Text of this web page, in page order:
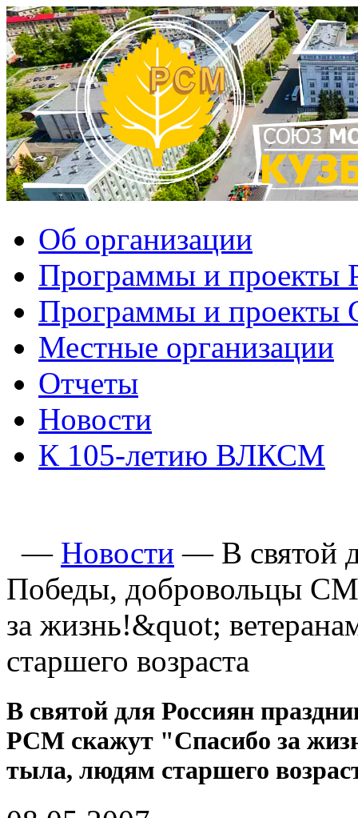
Об организации
Программы и
Программы и
Местные организации
Отчеты
Новости
К 105-летию ВЛКСМ
— Новости — В святой
Победы, добровольцы
за жизнь!&quot;
старшего возраста
В святой для Россиян
РСМ скажут "Спасибо за
тыла, людям старшего